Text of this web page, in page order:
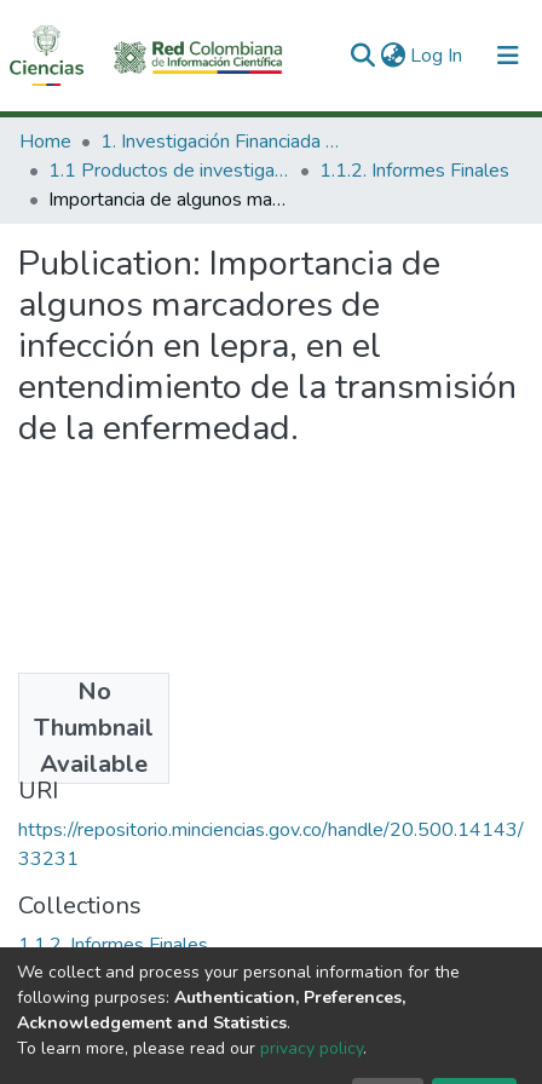
Log In (current)
Communities & Collections
All of DSpace
Home
1. Investigación Financiada con Recursos Públicos
1.1 Productos de investigación
1.1.2. Informes Finales
Importancia de algunos marcadores de infección en lepra, en el entendimiento de la transmisión de la enfermedad.
Publication: Importancia de
algunos marcadores de
infección en lepra, en el
entendimiento de la transmisión
de la enfermedad.
No
Thumbnail
Available
[2004-12-31]
URI
https://repositorio.minciencias.gov.co/handle/20.500.14143/
33231
Collections
1.1.2. Informes Finales
Full item page
DSpace software copyright © 2002-2026
We collect and process your personal information for the
following purposes: Authentication, Preferences,
Acknowledgement and Statistics.
To learn more, please read our privacy policy.